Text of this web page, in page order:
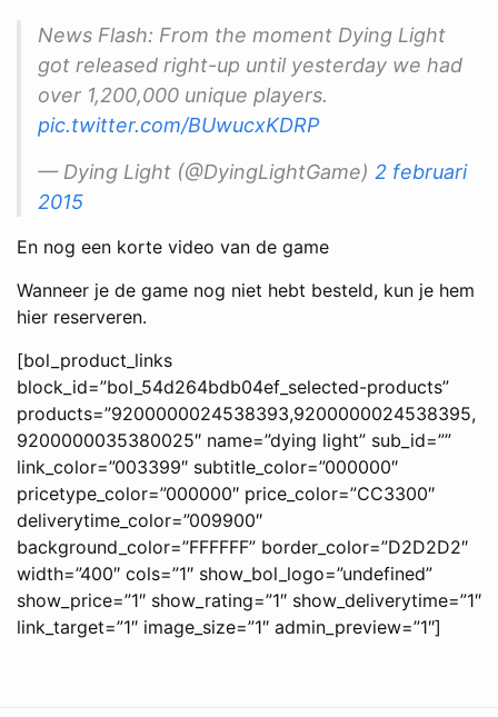
News Flash: From the moment Dying Light
got released right-up until yesterday we had
over 1,200,000 unique players.
pic.twitter.com/BUwucxKDRP
— Dying Light (@DyingLightGame) 2 februari
2015
En nog een korte video van de game
Wanneer je de game nog niet hebt besteld, kun je hem
hier reserveren.
[bol_product_links
block_id=”bol_54d264bdb04ef_selected-products”
products=”9200000024538393,9200000024538395,
9200000035380025″ name=”dying light” sub_id=””
link_color=”003399″ subtitle_color=”000000″
pricetype_color=”000000″ price_color=”CC3300″
deliverytime_color=”009900″
background_color=”FFFFFF” border_color=”D2D2D2″
width=”400″ cols=”1″ show_bol_logo=”undefined”
show_price=”1″ show_rating=”1″ show_deliverytime=”1″
link_target=”1″ image_size=”1″ admin_preview=”1″]